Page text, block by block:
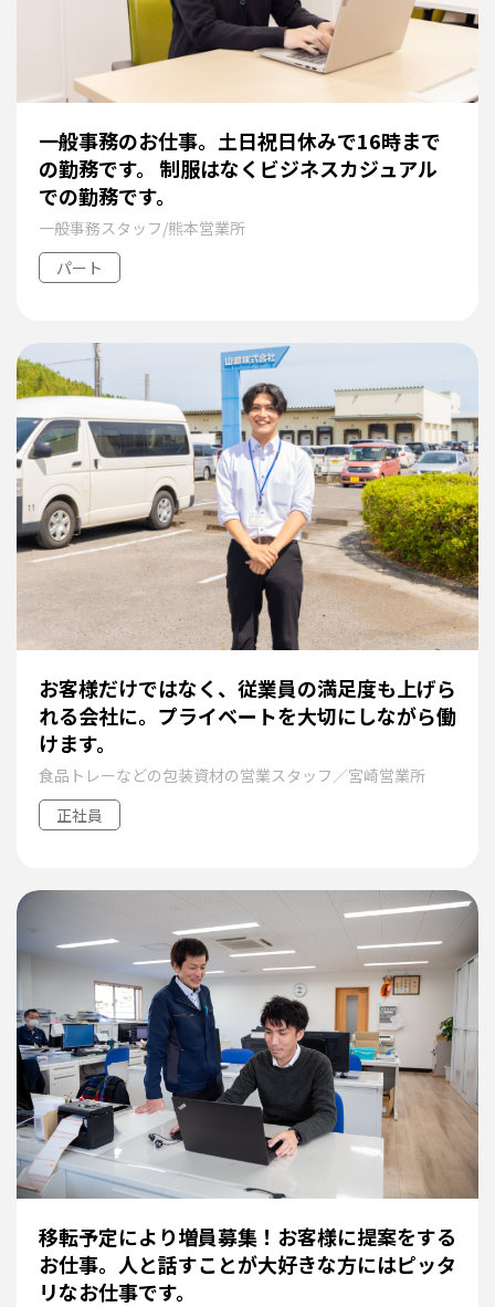
一般事務のお仕事。土日祝日休みで16時まで
の勤務です。 制服はなくビジネスカジュアル
での勤務です。
一般事務スタッフ/熊本営業所
パート
お客様だけではなく、従業員の満足度も上げら
れる会社に。プライベートを大切にしながら働
けます。
食品トレーなどの包装資材の営業スタッフ／宮崎営業所
正社員
移転予定により増員募集！お客様に提案をする
お仕事。人と話すことが大好きな方にはピッタ
リなお仕事です。